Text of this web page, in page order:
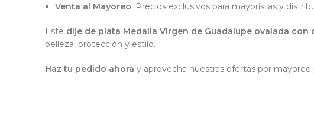
Venta al Mayoreo: Precios exclusivos para mayoristas y
Este dije de plata Medalla Virgen de Guadalupe ovalada
belleza, protección y estilo.
Haz tu pedido ahora y aprovecha nuestras ofertas por